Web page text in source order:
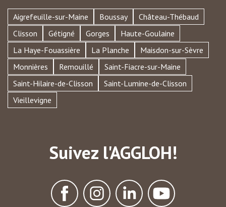
Aigrefeuille-sur-Maine Boussay
Château-Thébaud
Clisson
Gétigné Gorges
Haute-Goulaine
La Haye-Fouassière
La Planche
Maisdon-sur-Sèvre
Monnières
Remouillé
Saint-Fiacre-sur-Maine
Saint-Hilaire-de-Clisson
Saint-Lumine-de-Clisson
Vieillevigne
Suivez l'AGGLOH!